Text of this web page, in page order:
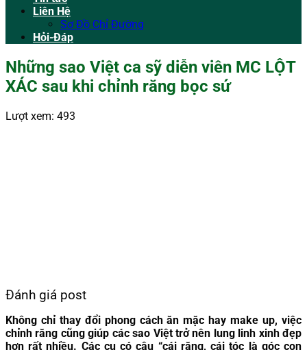
Liên Hệ
Sơ Đồ Chỉ Đường
Hỏi-Đáp
Những sao Việt ca sỹ diễn viên MC LỘT
XÁC sau khi chỉnh răng bọc sứ
Lượt xem: 493
Đánh giá post
Không chỉ thay đổi phong cách ăn mặc hay make up, việc
chỉnh răng cũng giúp các sao Việt trở nên lung linh xinh đẹp
hơn rất nhiều. Các cụ có câu “cái răng, cái tóc là góc con